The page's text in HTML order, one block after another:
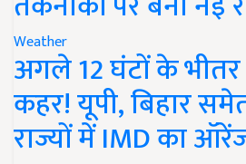
Weather
अगले 12 घंटों के भीतर
कहर! यूपी, बिहार
राज्यों में IMD का